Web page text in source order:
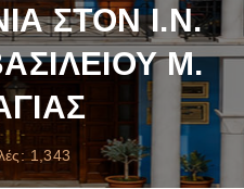
ΣΤΟΝ Ι.Ν.
Μ.
1,343